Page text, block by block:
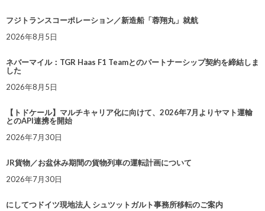
フジトランスコーポレーション／新造船「蓉翔丸」就航
2026年8月5日
ネバーマイル：TGR Haas F1 Teamとのパートナーシップ契約を締結しま
した
2026年8月5日
【トドケール】マルチキャリア化に向けて、2026年7月よりヤマト運輸
とのAPI連携を開始
2026年7月30日
JR貨物／お盆休み期間の貨物列車の運転計画について
2026年7月30日
にしてつドイツ現地法人 シュツットガルト事務所移転のご案内